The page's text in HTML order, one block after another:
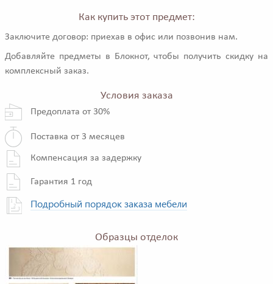
Как купить этот предмет:
Заключите договор: приехав в офис или позвонив нам.
Добавляйте предметы в Блокнот, чтобы получить скидку на
комплексный заказ.
Условия заказа
Предоплата от 30%
Поставка от 3 месяцев
Компенсация за задержку
Гарантия 1 год
Подробный порядок заказа мебели
Образцы отделок